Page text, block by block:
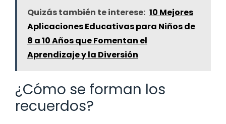
Quizás también te interese: 10 Mejores
Aplicaciones Educativas para Niños de
8 a 10 Años que Fomentan el
Aprendizaje y la Diversión
¿Cómo se forman los
recuerdos?